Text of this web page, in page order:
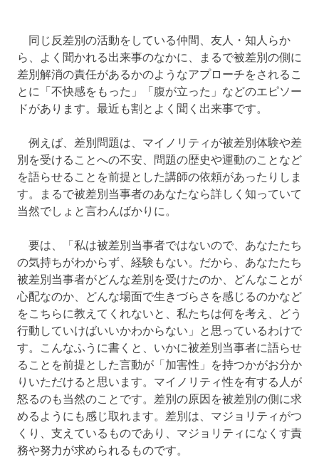
同じ反差別の活動をしている仲間、友人・知人らか
ら、よく聞かれる出来事のなかに、まるで被差別の側に
差別解消の責任があるかのようなアプローチをされるこ
とに「不快感をもった」「腹が立った」などのエピソー
ドがあります。最近も割とよく聞く出来事です。
例えば、差別問題は、マイノリティが被差別体験や差
別を受けることへの不安、問題の歴史や運動のことなど
を語らせることを前提とした講師の依頼があったりしま
す。まるで被差別当事者のあなたなら詳しく知っていて
当然でしょと言わんばかりに。
要は、「私は被差別当事者ではないので、あなたたち
の気持ちがわからず、経験もない。だから、あなたたち
被差別当事者がどんな差別を受けたのか、どんなことが
心配なのか、どんな場面で生きづらさを感じるのかなど
をこちらに教えてくれないと、私たちは何を考え、どう
行動していけばいいかわからない」と思っているわけで
す。こんなふうに書くと、いかに被差別当事者に語らせ
ることを前提とした言動が「加害性」を持つかがお分か
りいただけると思います。マイノリティ性を有する人が
怒るのも当然のことです。差別の原因を被差別の側に求
めるようにも感じ取れます。差別は、マジョリティがつ
くり、支えているものであり、マジョリティになくす責
務や努力が求められるものです。